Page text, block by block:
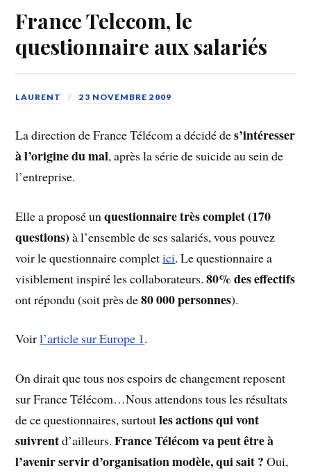
France Telecom, le
questionnaire aux salariés
LAURENT 23 NOVEMBRE 2009
La direction de France Télécom a décidé des’intéresser
à l’origine du mal, après la série de suicide au sein de
l’entreprise.
Elle a proposé unquestionnaire très complet (170
questions)à l’ensemble de ses salariés, vous pouvez
voir le questionnaire completici. Le questionnaire a
visiblement inspiré les collaborateurs.80% des effectifs
ont répondu (soit près de80 000 personnes).
Voirl’article sur Europe 1.
On dirait que tous nos espoirs de changement reposent
sur France Télécom…Nous attendons tous les résultats
de ce questionnaires, surtoutles actions qui vont
suivrentd’ailleurs.France Télécom va peut être à
l’avenir servir d’organisation modèle, qui sait ? Oui,